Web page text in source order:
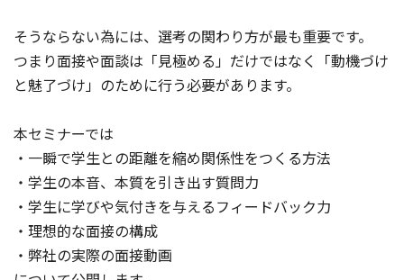
そうならない為には、選考の関わり方が最も重要です。
つまり面接や面談は「見極める」だけではなく「動機づけ
と魅了づけ」のために行う必要があります。
本セミナーでは
・一瞬で学生との距離を縮め関係性をつくる方法
・学生の本音、本質を引き出す質問力
・学生に学びや気付きを与えるフィードバック力
・理想的な面接の構成
・弊社の実際の面接動画